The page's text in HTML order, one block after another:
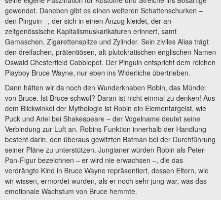
gewendet. Daneben gibt es einen weiteren Schattenschurken –
den Pinguin –, der sich in einen Anzug kleidet, der an
zeitgenössische Kapitalismuskarikaturen erinnert, samt
Gamaschen, Zigarettenspitze und Zylinder. Sein ziviles Alias trägt
den dreifachen, prätentiösen, alt-plutokratischen englischen Namen
Oswald Chesterfield Cobblepot. Der Pinguin entspricht dem reichen
Playboy Bruce Wayne, nur eben ins Widerliche übertrieben.
Dann hätten wir da noch den Wunderknaben Robin, das Mündel
von Bruce. Ist Bruce schwul? Daran ist nicht einmal zu denken! Aus
dem Blickwinkel der Mythologie ist Robin ein Elementargeist, wie
Puck und Ariel bei Shakespeare – der Vogelname deutet seine
Verbindung zur Luft an. Robins Funktion innerhalb der Handlung
besteht darin, den überaus gewitzten Batman bei der Durchführung
seiner Pläne zu unterstützen. Jungianer würden Robin als Peter-
Pan-Figur bezeichnen – er wird nie erwachsen –, die das
verdrängte Kind in Bruce Wayne repräsentiert, dessen Eltern, wie
wir wissen, ermordet wurden, als er noch sehr jung war, was das
emotionale Wachstum von Bruce hemmte.